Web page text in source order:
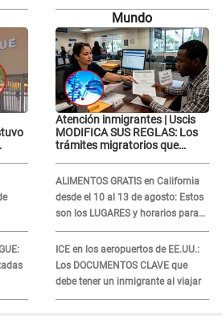
RECONCILIACIÓN con Marcelo
Tinelli en TV argentina
Mundo
Atención inmigrantes | Uscis
MODIFICA SUS REGLAS: Los
trámites migratorios que
ALIMENTOS GRATIS en California
desde el 10 al 13 de agosto: Estos
son los LUGARES y horarios para
recibir la ayuda
ICE en los aeropuertos de EE.UU.:
Los DOCUMENTOS CLAVE que
debe tener un inmigrante al viajar